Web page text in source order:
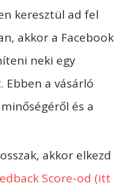
keresztül ad fel
akkor a Facebook
neki egy
Ebben a vásárló
és a
akkor elkezd
Score-od (itt